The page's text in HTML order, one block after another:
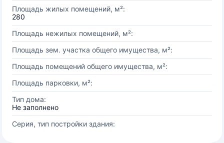
Площадь жилых помещений, м²:
280
Площадь нежилых помещений, м²:
Площадь зем. участка общего имущества, м²:
Площадь помещений общего имущества, м²:
Площадь парковки, м²:
Тип дома:
Не заполнено
Серия, тип постройки здания: